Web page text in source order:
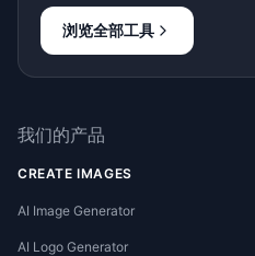
浏览全部工具
我们的产品
CREATE IMAGES
AI Image Generator
AI Logo Generator